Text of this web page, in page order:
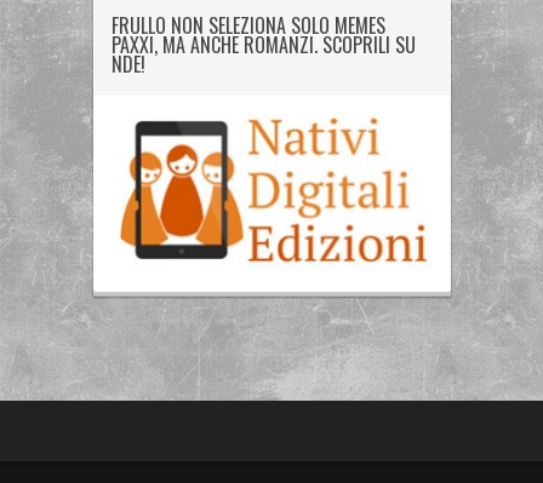
FRULLO NON SELEZIONA SOLO MEMES
PAXXI, MA ANCHE ROMANZI. SCOPRILI SU
NDE!